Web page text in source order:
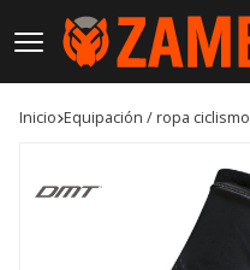
Inicio equipación / ropa ciclismo